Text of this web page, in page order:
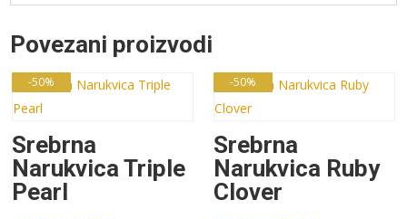
Povezani proizvodi
-50%
Srebrna
Narukvica Triple
Pearl
-50%
Srebrna
Narukvica Ruby
Clover